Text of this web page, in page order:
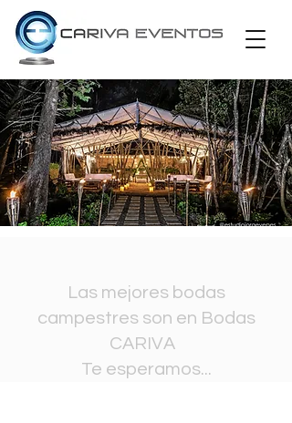
Las mejores bodas
campestres son en Bodas
CARIVA
Te esperamos...